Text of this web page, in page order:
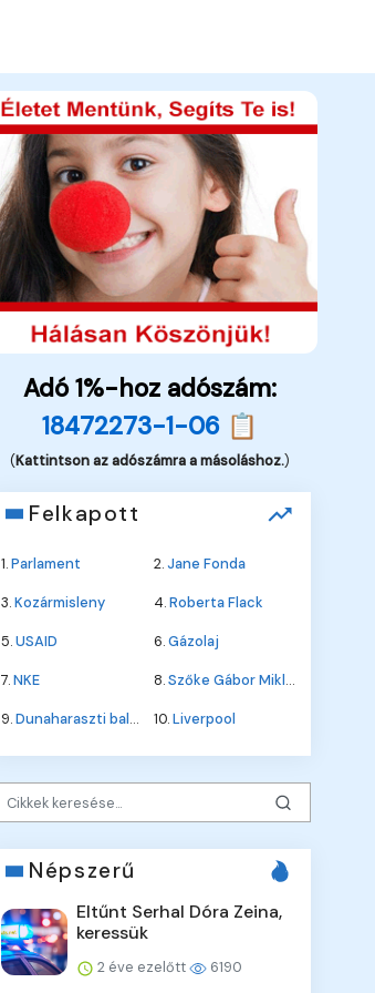
Adó 1%-hoz adószám:
18472273-1-06 📋
(Kattintson az adószámra a másoláshoz.)
Felkapott
1.Parlament 2.Jane Fonda
3.Kozármisleny 4.Roberta Flack
5.USAID 6.Gázolaj
7.NKE 8.Szőke Gábor Miklós
9.Dunaharaszti baleset 10.Liverpool
Népszerű
Eltűnt Serhal Dóra Zeina,
keressük
2 éve ezelőtt 6190